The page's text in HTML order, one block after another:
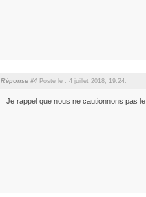
Réponse #4 Posté le : 4 juillet 2018, 19:24.
Je rappel que nous ne cautionnons pas